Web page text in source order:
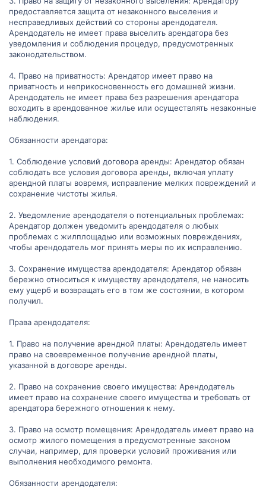
предоставляется защита от незаконного выселения и
несправедливых действий со стороны арендодателя.
Арендодатель не имеет права выселить арендатора без
уведомления и соблюдения процедур, предусмотренных
законодательством.
4. Право на приватность: Арендатор имеет право на
приватность и неприкосновенность его домашней жизни.
Арендодатель не имеет права без разрешения арендатора
воходить в арендованное жилье или осуществлять незаконные
наблюдения.
Обязанности арендатора:
1. Соблюдение условий договора аренды: Арендатор обязан
соблюдать все условия договора аренды, включая уплату
арендной платы вовремя, исправление мелких повреждений и
сохранение чистоты жилья.
2. Уведомление арендодателя о потенциальных проблемах:
Арендатор должен уведомить арендодателя о любых
проблемах с жилплощадью или возможных повреждениях,
чтобы арендодатель мог принять меры по их исправлению.
3. Сохранение имущества арендодателя: Арендатор обязан
бережно относиться к имуществу арендодателя, не наносить
ему ущерб и возвращать его в том же состоянии, в котором
получил.
Права арендодателя:
1. Право на получение арендной платы: Арендодатель имеет
право на своевременное получение арендной платы,
указанной в договоре аренды.
2. Право на сохранение своего имущества: Арендодатель
имеет право на сохранение своего имущества и требовать от
арендатора бережного отношения к нему.
3. Право на осмотр помещения: Арендодатель имеет право на
осмотр жилого помещения в предусмотренные законом
случаи, например, для проверки условий проживания или
выполнения необходимого ремонта.
Обязанности арендодателя: